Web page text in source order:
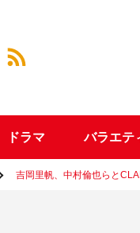
ドラマ バラエテ
吉岡里帆、中村倫也らと